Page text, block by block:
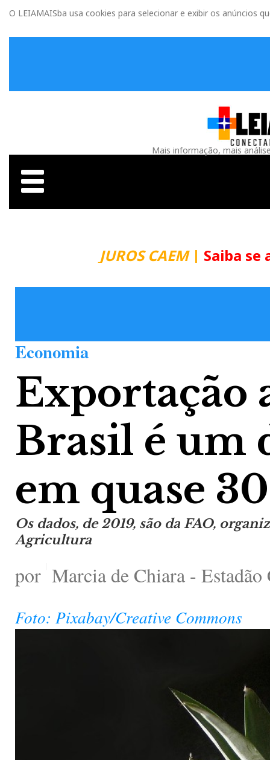
O LEIAMAISba usa cookies para selecionar e exibir os anúncios
Mais informação, mais
JUROS CAEM| Saiba se
Economia
Exportação
Brasil é um
em quase
Os dados, de 2019, são da FAO,
Agricultura
por Marcia de Chiara - Estadão
Foto: Pixabay/Creative Commons